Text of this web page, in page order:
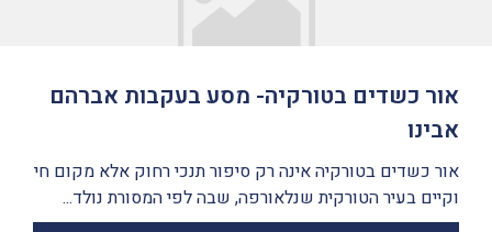
אור כשדים בטורקיה- מסע בעקבות אברהם
אבינו
אור כשדים בטורקיה אינה רק סיפור תנכי רחוק אלא מקום חי
וקיים בעיר הטורקית שנלאורפה, שבה לפי המסורת נולד...